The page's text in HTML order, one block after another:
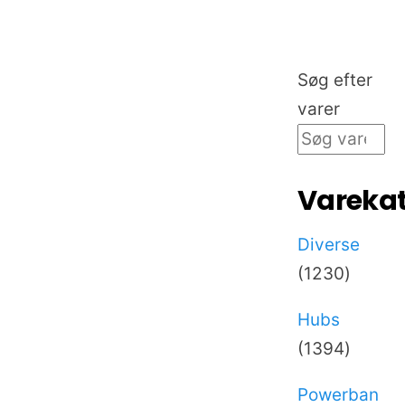
Søg efter
varer
Diverse
12301230
Hubs
13941394
Powerban